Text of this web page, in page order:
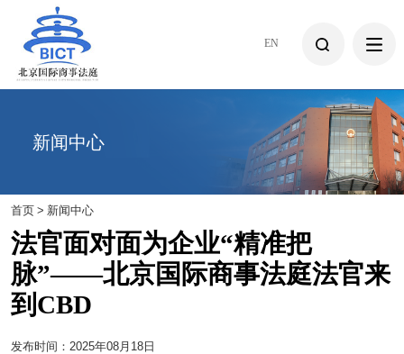
EN
新闻中心
首页 > 新闻中心
法官面对面为企业“精准把
脉”——北京国际商事法庭法官来
到CBD
发布时间：2025年08月18日